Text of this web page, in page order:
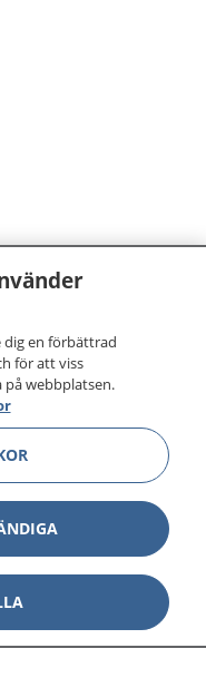
dig en förbättrad
för att viss
webbplatsen.